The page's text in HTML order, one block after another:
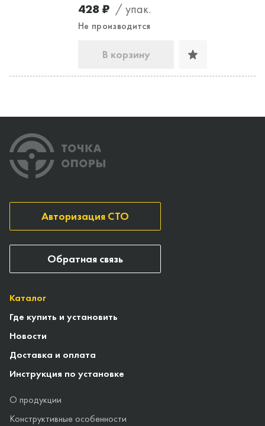
428 ₽ / упак.
Не производится
В корзину
Каталог
Где купить и установить
Новости
Доставка и оплата
Инструкция по установке
О продукции
Конструктивные особенности
Авторизация СТО
Обратная связь